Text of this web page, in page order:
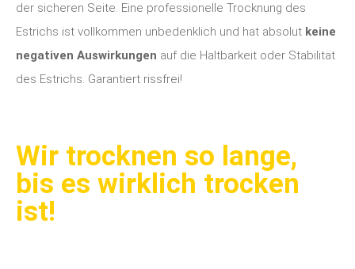
der sicheren Seite. Eine professionelle Trocknung des
Estrichs ist vollkommen unbedenklich und hat absolut keine
negativen Auswirkungen auf die Haltbarkeit oder Stabilität
des Estrichs. Garantiert rissfrei!
Wir trocknen so lange,
bis es wirklich trocken
ist!